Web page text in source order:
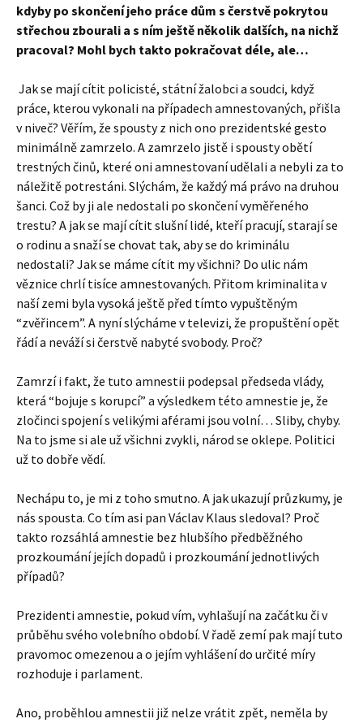
kdyby po skončení jeho práce dům s čerstvě pokrytou
střechou zbourali a s ním ještě několik dalších, na nichž
pracoval? Mohl bych takto pokračovat déle, ale…
Jak se mají cítit policisté, státní žalobci a soudci, když
práce, kterou vykonali na případech amnestovaných, přišla
v niveč? Věřím, že spousty z nich ono prezidentské gesto
minimálně zamrzelo. A zamrzelo jistě i spousty obětí
trestných činů, které oni amnestovaní udělali a nebyli za to
náležitě potrestáni. Slýchám, že každý má právo na druhou
šanci. Což by ji ale nedostali po skončení vyměřeného
trestu? A jak se mají cítit slušní lidé, kteří pracují, starají se
o rodinu a snaží se chovat tak, aby se do kriminálu
nedostali? Jak se máme cítit my všichni? Do ulic nám
věznice chrlí tisíce amnestovaných. Přitom kriminalita v
naší zemi byla vysoká ještě před tímto vypuštěným
“zvěřincem”. A nyní slýcháme v televizi, že propuštění opět
řádí a neváží si čerstvě nabyté svobody. Proč?
Zamrzí i fakt, že tuto amnestii podepsal předseda vlády,
která “bojuje s korupcí” a výsledkem této amnestie je, že
zločinci spojení s velikými aférami jsou volní… Sliby, chyby.
Na to jsme si ale už všichni zvykli, národ se oklepe. Politici
už to dobře vědí.
Nechápu to, je mi z toho smutno. A jak ukazují průzkumy, je
nás spousta. Co tím asi pan Václav Klaus sledoval? Proč
takto rozsáhlá amnestie bez hlubšího předběžného
prozkoumání jejích dopadů i prozkoumání jednotlivých
případů?
Prezidenti amnestie, pokud vím, vyhlašují na začátku či v
průběhu svého volebního období. V řadě zemí pak mají tuto
pravomoc omezenou a o jejím vyhlášení do určité míry
rozhoduje i parlament.
Ano, proběhlou amnestii již nelze vrátit zpět, neměla by